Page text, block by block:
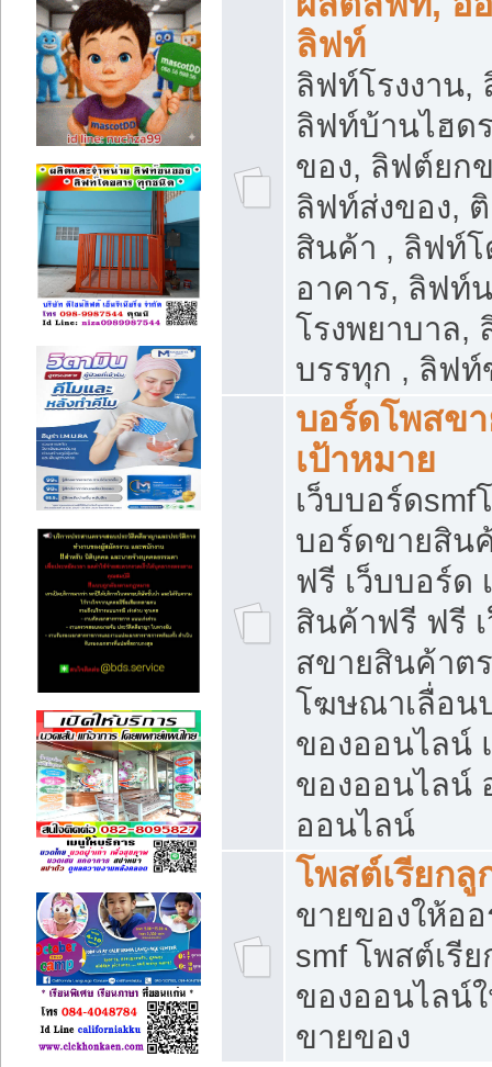
ลิฟท์
ลิฟท์โรงงาน
ลิฟท์บ้านไฮด
ของ, ลิฟต์ยก
ลิฟท์ส่งของ,
สินค้า , ลิฟท์
อาคาร, ลิฟท์
โรงพยาบาล,
บรรทุก , ลิฟท์
บอร์ดโพสข
เป้าหมาย
เว็บบอร์ดsmf
บอร์ดขายสิน
ฟรี เว็บบอร์ด
สินค้าฟรี ฟรี
สขายสินค้าต
โฆษณาเลื่อน
ของออนไลน์
ของออนไลน์
ออนไลน์
โพสต์เรียก
ขายของให้ออ
smf โพสต์เรี
ของออนไลน์
ขายของ